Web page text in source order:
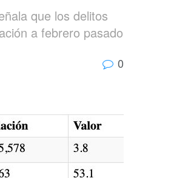
que los delitos
a febrero pasado
0